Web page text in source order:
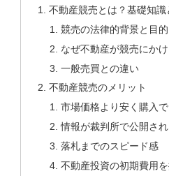
不動産競売とは？基礎知識
競売の法律的背景と目的
なぜ不動産が競売にか
一般売買との違い
不動産競売のメリット
市場価格より安く購入
情報が裁判所で公開さ
落札までのスピード感
不動産投資の初期費用